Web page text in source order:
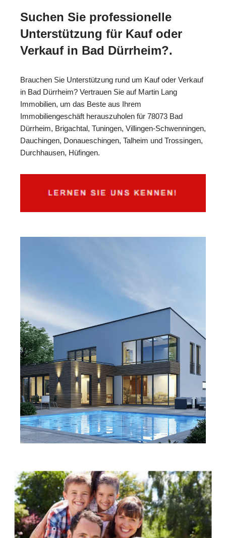
Suchen Sie professionelle
Unterstützung für Kauf oder
Verkauf in Bad Dürrheim?.
Brauchen Sie Unterstützung rund um Kauf oder Verkauf
in Bad Dürrheim? Vertrauen Sie auf Martin Lang
Immobilien, um das Beste aus Ihrem
Immobiliengeschäft herauszuholen für 78073 Bad
Dürrheim, Brigachtal, Tuningen, Villingen-Schwenningen,
Dauchingen, Donaueschingen, Talheim und Trossingen,
Durchhausen, Hüfingen.